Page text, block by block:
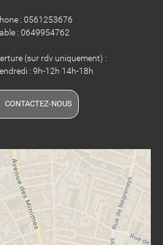
: 0561253676
: 0649954762
(sur rdv uniquement) :
: 9h-12h 14h-18h
CONTACTEZ-NOUS